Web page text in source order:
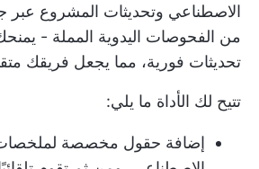
الاصطناعي وتحديثات المشروع عبر
تحديثات فورية، مما يجعل فريقك
تتيح لك الأداة ما يلي:
إضافة حقول مخصصة لملخصات